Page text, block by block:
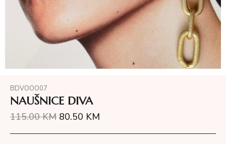
BDVOOO07
NAUŠNICE DIVA
115.00KM 80.50 KM